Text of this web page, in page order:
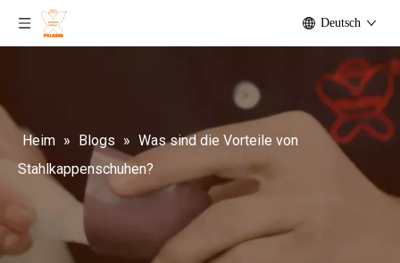
Deutsch
Heim » Blogs » Was sind die Vorteile von
Stahlkappenschuhen?